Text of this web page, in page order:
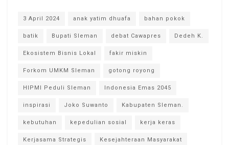
3 April 2024 anak yatim dhuafa bahan pokok
batik Bupati Sleman debat Cawapres Dedeh K.
Ekosistem Bisnis Lokal fakir miskin
Forkom UMKM Sleman gotong royong
HIPMI Peduli Sleman Indonesia Emas 2045
inspirasi Joko Suwanto Kabupaten Sleman.
kebutuhan kepedulian sosial kerja keras
Kerjasama Strategis Kesejahteraan Masyarakat